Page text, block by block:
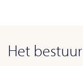
Het bestuur